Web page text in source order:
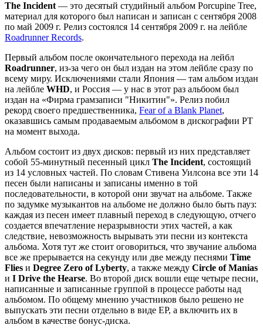
The Incident — это десятый студийный альбом Porcupine Tree,
материал для которого был написан и записан с сентября 2008
по май 2009 г. Релиз состоялся 14 сентября 2009 г. на лейбле
Roadrunner Records.
Первый альбом после окончательного перехода на лейбл
Roadrunner, из-за чего он был издан на этом лейбле сразу по
всему миру. Исключениями стали Япония — там альбом издан
на лейбле WHD, и Россия — у нас в этот раз альбоом был
издан на «Фирма грамзаписи "Никитин"». Релиз побил
рекорд своего предшественника, Fear of a Blank Planet,
оказавшись самым продаваемым альбомом в дискографии PT
на момент выхода.
Альбом состоит из двух дисков: первый из них представляет
собой 55-минутный песенный цикл The Incident, состоящий
из 14 условных частей. По словам Стивена Уилсона все эти 14
песен были написаны и записаны именно в той
последовательности, в которой они звучат на альбоме. Также
по задумке музыкантов на альбоме не должно было быть пауз:
каждая из песен имеет плавный переход в следующую, отчего
создается впечатление неразрывности этих частей, а как
следствие, невозможность вырывать эти песни из контекста
альбома. Хотя тут же стоит оговориться, что звучание альбома
все же прерывается на секунду или две между песнями Time
Flies и Degree Zero of Lyberty, а также между Circle of Manias
и I Drive the Hearse. Во второй диск вошли еще четыре песни,
написанные и записанные группой в процессе работы над
альбомом. По общему мнению участников было решено не
выпускать эти песни отдельно в виде EP, а включить их в
альбом в качестве бонус-диска.